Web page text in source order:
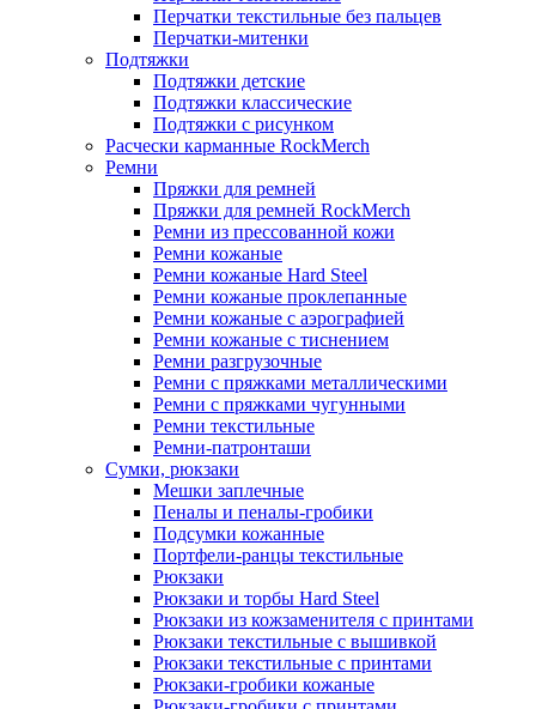
Перчатки текстильные без пальцев
Перчатки-митенки
Подтяжки
Подтяжки детские
Подтяжки классические
Подтяжки с рисунком
Расчески карманные RockMerch
Ремни
Пряжки для ремней
Пряжки для ремней RockMerch
Ремни из прессованной кожи
Ремни кожаные
Ремни кожаные Hard Steel
Ремни кожаные проклепанные
Ремни кожаные с аэрографией
Ремни кожаные с тиснением
Ремни разгрузочные
Ремни с пряжками металлическими
Ремни с пряжками чугунными
Ремни текстильные
Ремни-патронташи
Сумки, рюкзаки
Мешки заплечные
Пеналы и пеналы-гробики
Подсумки кожанные
Портфели-ранцы текстильные
Рюкзаки
Рюкзаки и торбы Hard Steel
Рюкзаки из кожзаменителя с принтами
Рюкзаки текстильные с вышивкой
Рюкзаки текстильные с принтами
Рюкзаки-гробики кожаные